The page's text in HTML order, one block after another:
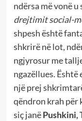
ndërsa më vonë u
drejtimit social-
shpesh është
shkrirë në lot,
ngjyrosur me
ngazëllues. Është
një prej
qëndron krah për
siç janëPushkini,